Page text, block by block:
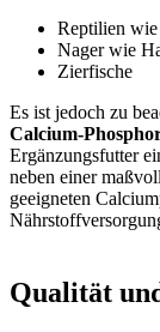
Reptilien wie
Nager wie
Zierfische
Es ist jedoch zu
Calcium-
Ergänzungsfutter
neben einer
geeigneten
Qualität